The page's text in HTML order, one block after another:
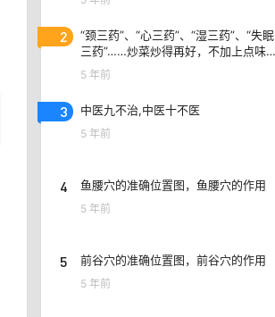
2
“颈三药”、​“心三药”、“湿三药”、“失眠
三药”……炒菜炒得再好，不加上点味
精味道就是不一样
5 年前
3 中医九不治,中医十不医
5 年前
4 鱼腰穴的准确位置图，鱼腰穴的作用
5 年前
5 前谷穴的准确位置图，前谷穴的作用
5 年前